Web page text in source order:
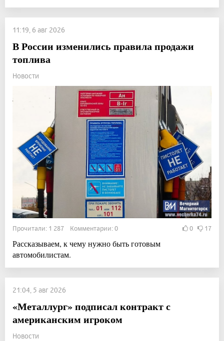
11:19, 6 авг 2026
В России изменились правила продажи
топлива
Новости
Прочитали: 1 287 Комментарии: 0 0 17
Рассказываем, к чему нужно быть готовым
автомобилистам.
21:04, 5 авг 2026
«Металлург» подписал контракт с
американским игроком
Новости